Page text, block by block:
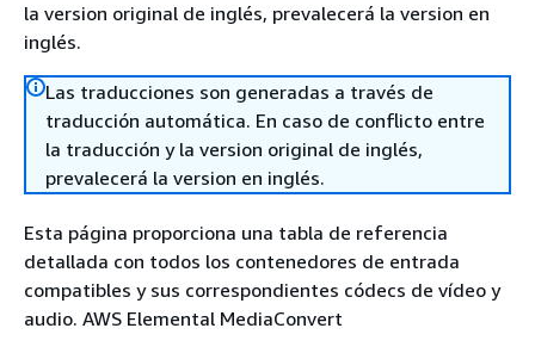
la version original de inglés, prevalecerá la version en
inglés.
Las traducciones son generadas a través de
traducción automática. En caso de conflicto entre
la traducción y la version original de inglés,
prevalecerá la version en inglés.
Esta página proporciona una tabla de referencia
detallada con todos los contenedores de entrada
compatibles y sus correspondientes códecs de vídeo y
audio. AWS Elemental MediaConvert